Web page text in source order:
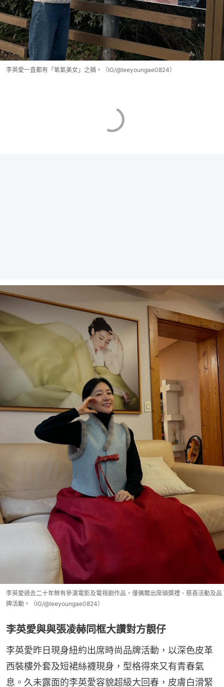
李英愛一直都有「氧氣美女」之稱。（IG/@leeyoungae0824）
李英愛過去二十年鮮有參演電影及電視劇作品，僅偶爾出席頒獎禮、慈善活動及品
牌活動。（IG/@leeyoungae0824）
李英愛與與張凌赫同框大讚對方靚仔
李英愛昨日現身紐約出席時尚品牌活動，以深色皮革
西裝樓外套及短裙絲襪現身，型格得來又有青春氣
息。久未露面的李英愛容貌超級大回春，皮膚白滑緊